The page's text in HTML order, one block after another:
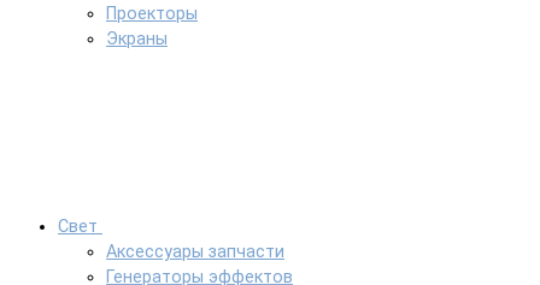
Проекторы
Экраны
Свет
Аксессуары запчасти
Генераторы эффектов